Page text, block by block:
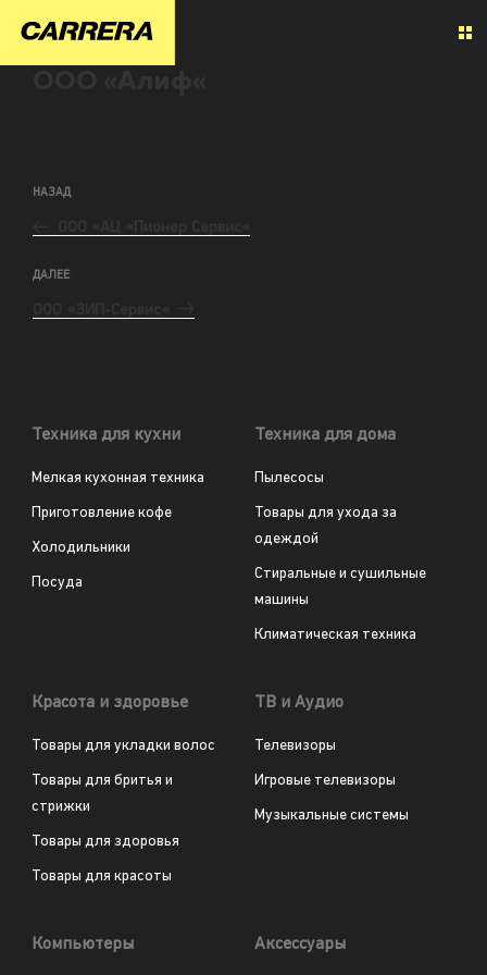
НАЗАД
ДАЛЕЕ
Техника для кухни
Мелкая кухонная техника
Приготовление кофе
Холодильники
Посуда
Техника для дома
Пылесосы
Товары для ухода за
одеждой
Стиральные и сушильные
машины
Климатическая техника
Красота и здоровье
Товары для укладки волос
Товары для бритья и
стрижки
Товары для здоровья
Товары для красоты
ТВ и Аудио
Телевизоры
Игровые телевизоры
Музыкальные системы
Компьютеры Аксессуары